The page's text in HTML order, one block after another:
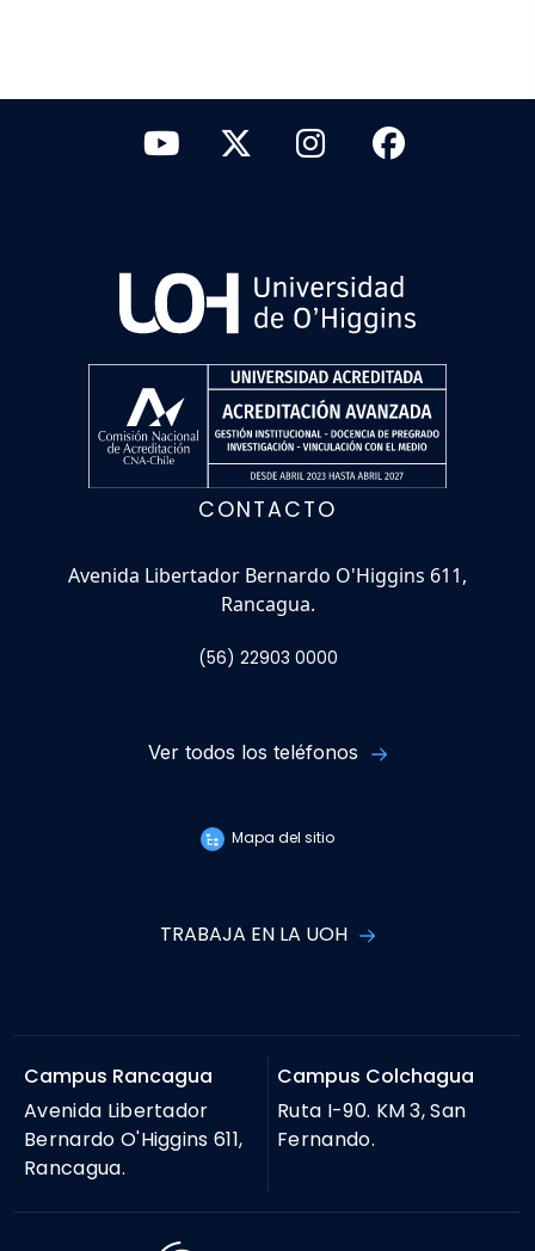
CONTACTO
Avenida Libertador Bernardo O'Higgins 611,
Rancagua.
(56) 22903 0000
Ver todos los teléfonos
Mapa del sitio
TRABAJA EN LA UOH
Campus Rancagua
Avenida Libertador
Bernardo O'Higgins 611,
Rancagua.
Campus Colchagua
Ruta I-90. KM 3, San
Fernando.